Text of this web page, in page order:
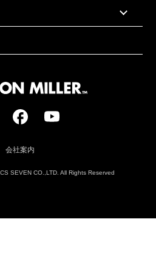
会社案内
SEVEN CO.,LTD. All Rights Reserved